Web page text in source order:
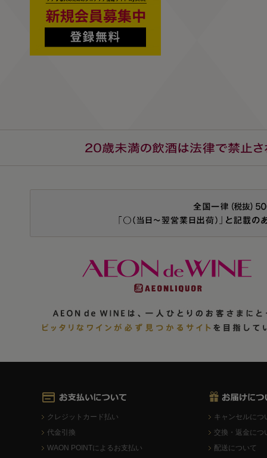
クレジットカード払い
代金引換
WAON POINTによるお支払い
キャンセルにつ
交換・返金につ
配送について